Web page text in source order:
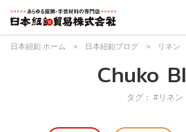
日本紐釦 ホーム > 日本紐釦ブログ > リネン
Chuko
タグ： #リネン